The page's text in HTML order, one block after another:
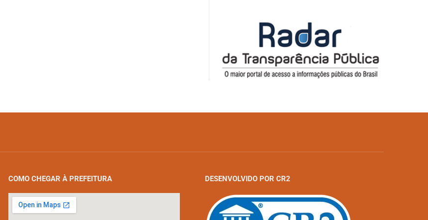
COMO CHEGAR À PREFEITURA DESENVOLVIDO POR CR2